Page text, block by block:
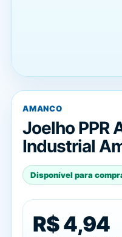
AMANCO
Joelho PPR
Industrial
Disponível para
R$ 4,94